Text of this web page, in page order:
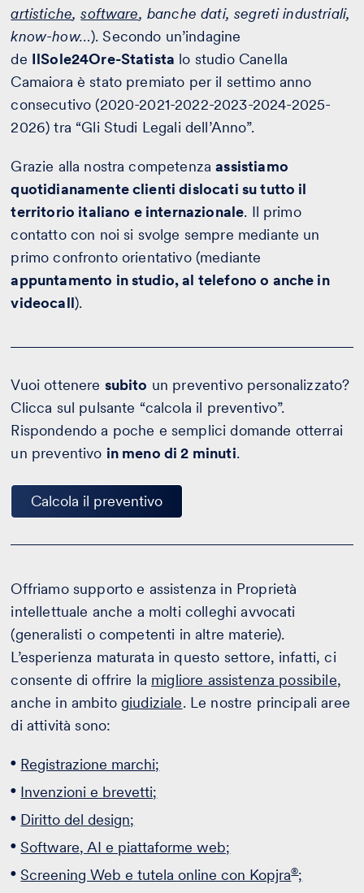
artistiche,software, banche dati, segreti industriali,
know-how…). Secondo un’indagine
de IlSole24Ore-Statista lo studio Canella
Camaiora è stato premiato per il settimo anno
consecutivo (2020-2021-2022-2023-2024-2025-
2026) tra “Gli Studi Legali dell’Anno”.
Grazie alla nostra competenzaassistiamo
quotidianamente clienti dislocati su tutto il
territorio italiano e internazionale. Il primo
contatto con noi si svolge sempre mediante un
primo confronto orientativo (mediante
appuntamento in studio, al telefono o anche in
videocall).
Vuoi ottenere subito un preventivo personalizzato?
Clicca sul pulsante “calcola il preventivo”.
Rispondendo a poche e semplici domande otterrai
un preventivo in meno di 2 minuti.
Calcola il preventivo
Offriamo supporto e assistenza in Proprietà
intellettuale anche a molti colleghi avvocati
(generalisti o competenti in altre materie).
L’esperienza maturata in questo settore, infatti, ci
consente di offrire la migliore assistenza possibile,
anche in ambito giudiziale. Le nostre principali aree
di attività sono:
Registrazione marchi;
Invenzioni e brevetti;
Diritto del design;
Software, AI e piattaforme web;
Screening Web e tutela online con Kopjra®;